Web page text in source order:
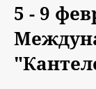
5 - 9